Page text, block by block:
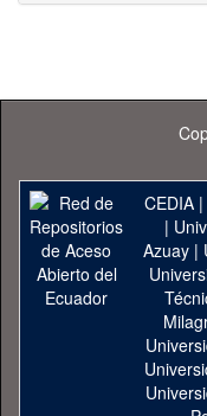
CEDIA|
|
Azuay|